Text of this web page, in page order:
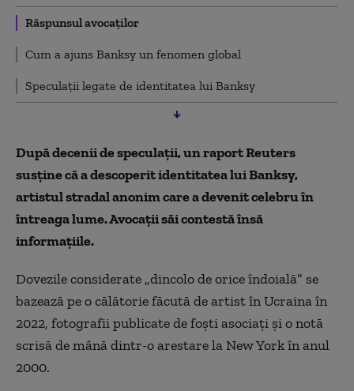
Răspunsul avocaților
Cum a ajuns Banksy un fenomen global
Speculații legate de identitatea lui Banksy
După decenii de speculații, un raport Reuters
susține că a descoperit identitatea lui Banksy,
artistul stradal anonim care a devenit celebru în
întreaga lume. Avocații săi contestă însă
informațiile.
Dovezile considerate „dincolo de orice îndoială” se
bazează pe o călătorie făcută de artist în Ucraina în
2022, fotografii publicate de foști asociați și o notă
scrisă de mână dintr-o arestare la New York în anul
2000.